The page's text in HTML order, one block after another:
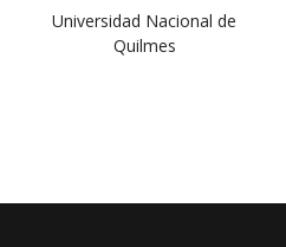
Universidad Nacional de
Quilmes